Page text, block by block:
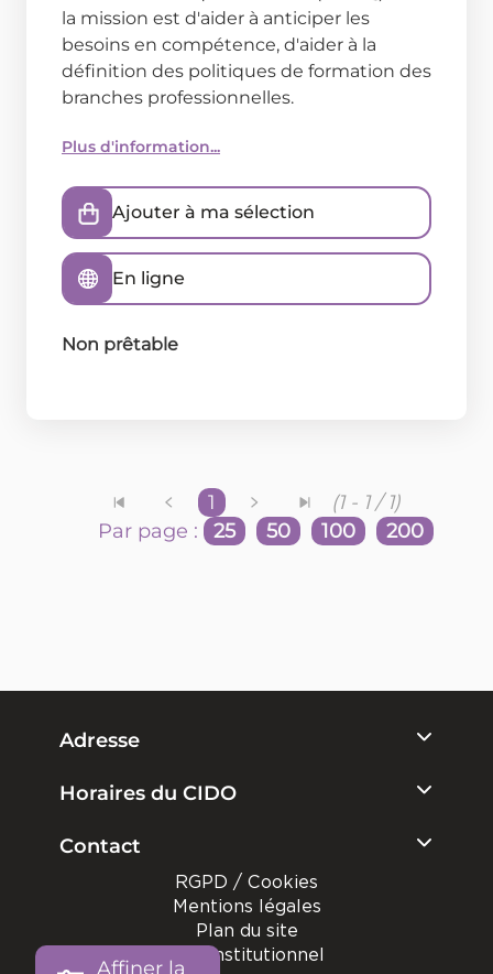
Affiner la
la mission est d'aider à anticiper les
besoins en compétence, d'aider à la
définition des politiques de formation des
branches professionnelles.
Plus d'information...
Ajouter à ma sélection
En ligne
Non prêtable
1
(1 - 1 / 1)
Par page :
25 50 100 200
Adresse
Horaires du CIDO
Contact
RGPD / Cookies
Mentions légales
Plan du site
Site institutionnel